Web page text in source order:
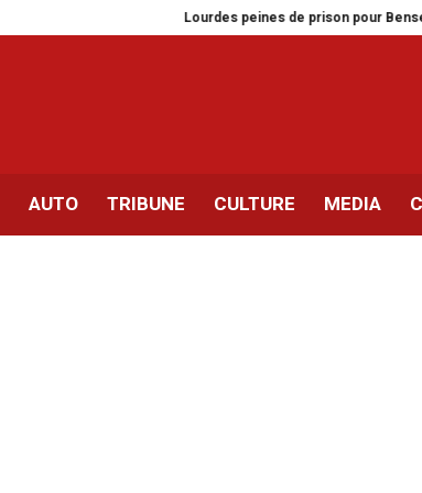
Lourdes peines de prison pour Bensedrine,
AUTO TRIBUNE CULTURE MEDIA